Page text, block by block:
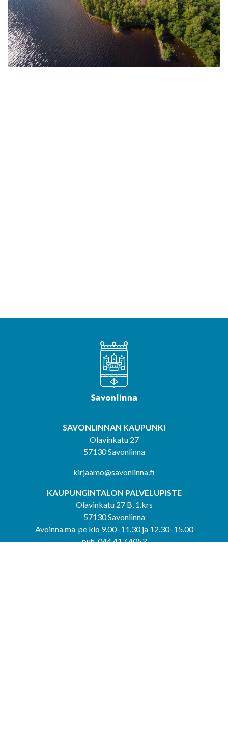
SAVONLINNAN KAUPUNKI
Olavinkatu 27
57130 Savonlinna
kirjaamo@savonlinna.fi
KAUPUNGINTALON PALVELUPISTE
Olavinkatu 27 B, 1.krs
57130 Savonlinna
Avoinna ma-pe klo 9.00–11.30 ja 12.30–15.00
puh. 044 417 4053